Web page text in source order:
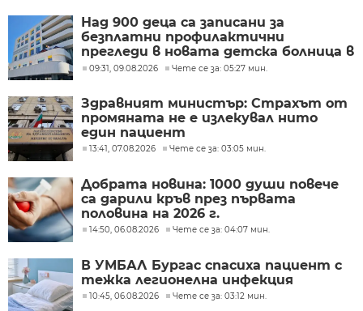
Над 900 деца са записани за
безплатни профилактични
прегледи в новата детска болница в
Бургас
09:31, 09.08.2026 Чете се за: 05:27 мин.
Здравният министър: Страхът от
промяната не е излекувал нито
един пациент
13:41, 07.08.2026 Чете се за: 03:05 мин.
Добрата новина: 1000 души повече
са дарили кръв през първата
половина на 2026 г.
14:50, 06.08.2026 Чете се за: 04:07 мин.
В УМБАЛ Бургас спасиха пациент с
тежка легионелна инфекция
10:45, 06.08.2026 Чете се за: 03:12 мин.